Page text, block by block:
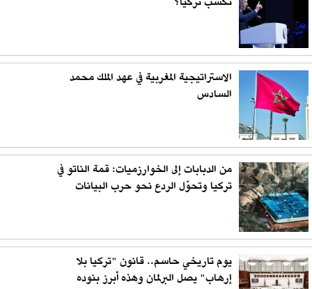
الاستراتيجية المغربية في عهد الملك محمد
السادس
من الدبابات إلى الخوارزميات: قمة الناتو في
تركيا وتحوّل الردع نحو حرب البيانات
يوم تاريخي حاسم.. قانون "تركيا بلا
إرهاب" يصل البرلمان وهذه أبرز بنوده